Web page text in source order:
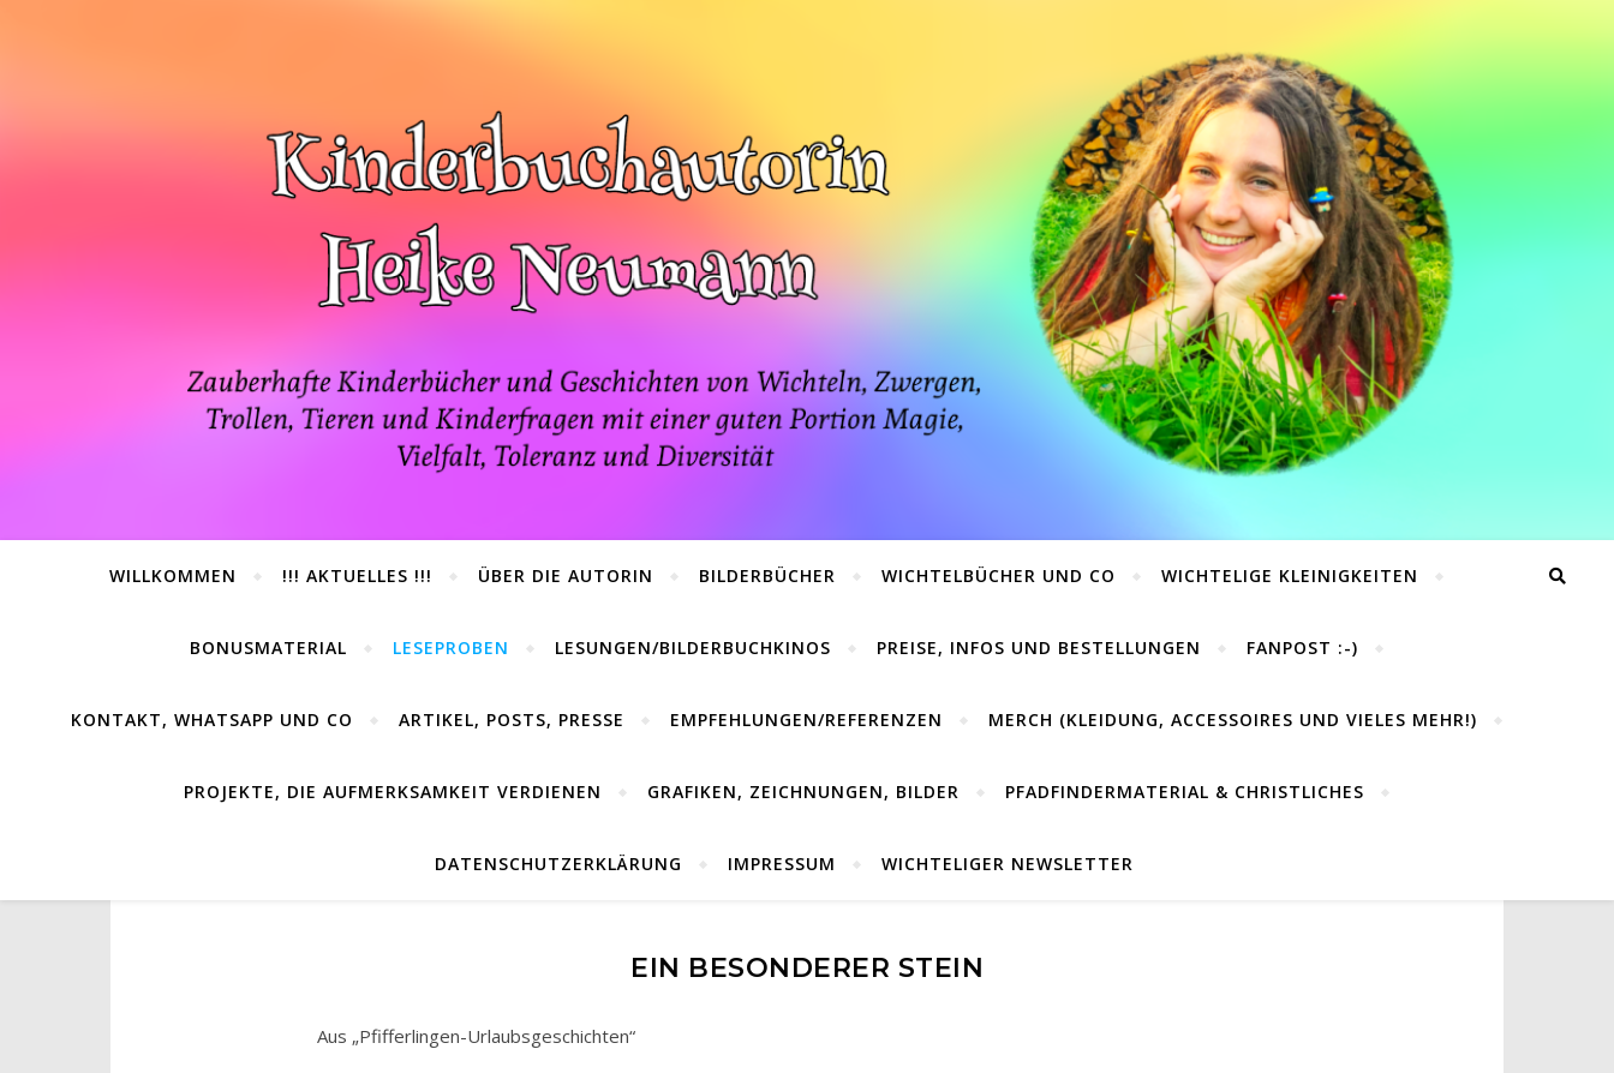
WILLKOMMEN !!! AKTUELLES !!! ÜBER DIE AUTORIN BILDERBÜCHER WICHTELBÜCHER UND CO WICHTELIGE KLEINIGKEITEN
BONUSMATERIAL LESEPROBEN LESUNGEN/BILDERBUCHKINOS PREISE, INFOS UND BESTELLUNGEN FANPOST :-)
KONTAKT, WHATSAPP UND CO ARTIKEL, POSTS, PRESSE EMPFEHLUNGEN/REFERENZEN MERCH (KLEIDUNG, ACCESSOIRES UND VIELES MEHR!)
PROJEKTE, DIE AUFMERKSAMKEIT VERDIENEN GRAFIKEN, ZEICHNUNGEN, BILDER PFADFINDERMATERIAL & CHRISTLICHES
DATENSCHUTZERKLÄRUNG IMPRESSUM WICHTELIGER NEWSLETTER
EIN BESONDERER STEIN
Aus „Pfifferlingen-Urlaubsgeschichten“